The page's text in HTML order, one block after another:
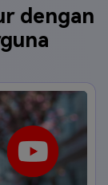
dengan